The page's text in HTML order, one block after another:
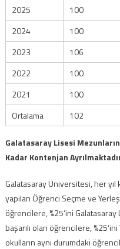
2025
100
2024
100
2023
106
2022
100
2021
100
Ortalama
102
Galatasaray Lisesi
Kadar Kontenjan
Galatasaray Üniversitesi, her yıl
yapılan Öğrenci Seçme ve
öğrencilere, %25‘ini Galatasaray
başarılı olan öğrencilere,
okulların aynı durumdaki